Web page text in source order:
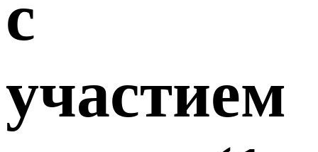
с
участием